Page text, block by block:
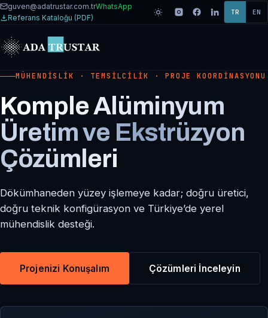
guven@adatrustar.com.trWhatsApp
Referans Kataloğu (PDF)
TR EN
MÜHENDISLIK · TEMSILCILIK · PROJE KOORDINASYONU
Komple Alüminyum
Üretim ve Ekstrüzyon
Çözümleri
Dökümhaneden yüzey işlemeye kadar; doğru üretici,
doğru teknik konfigürasyon ve Türkiye’de yerel
mühendislik desteği.
Projenizi Konuşalım Çözümleri İnceleyin